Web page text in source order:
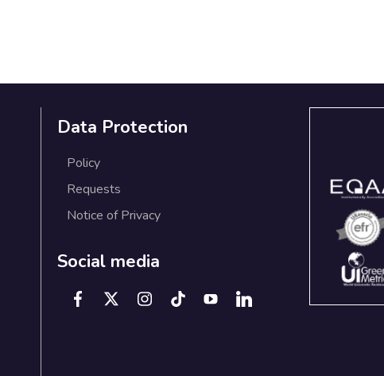
Data Protection
Policy
Requests
Notice of Privacy
Social media